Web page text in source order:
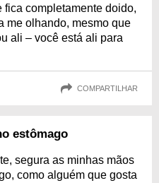
completamente doido,
me olhando, mesmo que
ali – você está ali para
COMPARTILHAR
estômago
segura as minhas mãos
como alguém que gosta